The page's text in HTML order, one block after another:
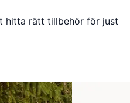
hitta rätt tillbehör för just